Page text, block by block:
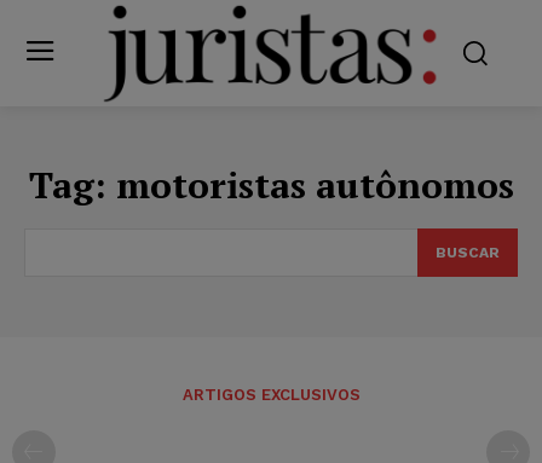
Tag: motoristas autônomos
BUSCAR
ARTIGOS EXCLUSIVOS